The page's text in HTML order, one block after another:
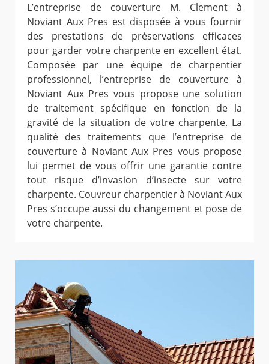
L’entreprise de couverture M. Clement à
Noviant Aux Pres est disposée à vous fournir
des prestations de préservations efficaces
pour garder votre charpente en excellent état.
Composée par une équipe de charpentier
professionnel, l’entreprise de couverture à
Noviant Aux Pres vous propose une solution
de traitement spécifique en fonction de la
gravité de la situation de votre charpente. La
qualité des traitements que l’entreprise de
couverture à Noviant Aux Pres vous propose
lui permet de vous offrir une garantie contre
tout risque d’invasion d’insecte sur votre
charpente. Couvreur charpentier à Noviant Aux
Pres s’occupe aussi du changement et pose de
votre charpente.